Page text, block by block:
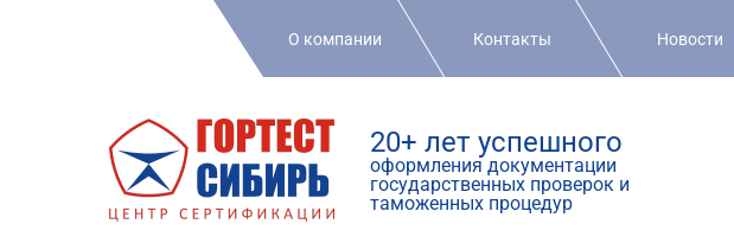
О компании Контакты Новости
20+ лет успешного
оформления документации
государственных проверок и
таможенных процедур